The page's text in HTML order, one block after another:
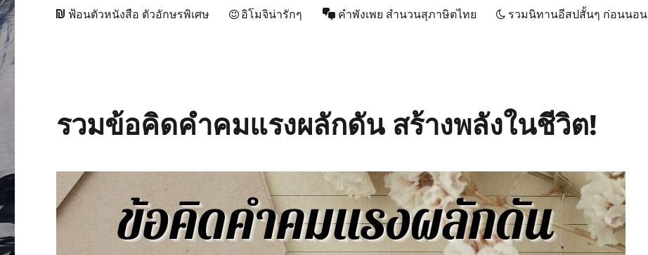
ฟ้อนตัวหนังสือ ตัวอักษรพิเศษ อิโมจิน่ารักๆ คำพังเพย สำนวนสุภาษิตไทย รวมนิทานอีสปสั้นๆ ก่อนนอน
รวมข้อคิดคำคมแรงผลักดัน สร้างพลังในชีวิต!